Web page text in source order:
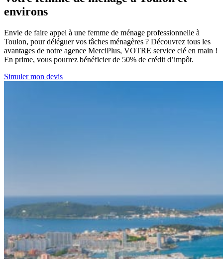
environs
Envie de faire appel à une femme de ménage professionnelle à
Toulon, pour déléguer vos tâches ménagères ? Découvrez tous les
avantages de notre agence MerciPlus, VOTRE service clé en main !
En prime, vous pourrez bénéficier de 50% de crédit d’impôt.
Simuler mon devis